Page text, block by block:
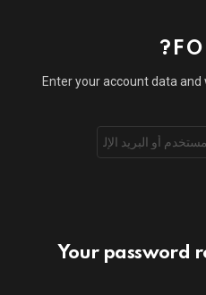
Enter your account data
Your password